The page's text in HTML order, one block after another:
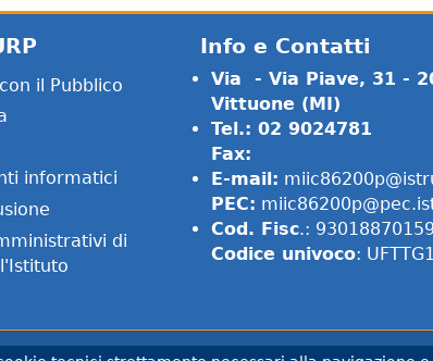
il Pubblico
informatici
di
Info e Contatti
Via - Via Piave, 31 -
Vittuone (MI)
Tel.: 02 9024781
Fax:
E-mail:
PEC:
Cod. Fisc.: 93018870159
Codice univoco: UFTTG1
e distribuito daPorte Aperte sul Web , Comunità di